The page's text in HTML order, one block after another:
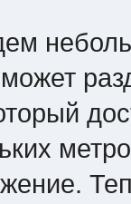
может